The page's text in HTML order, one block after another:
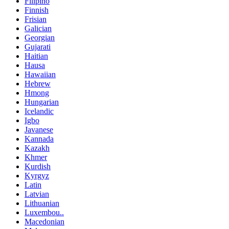
Finnish
Frisian
Galician
Georgian
Gujarati
Haitian
Hausa
Hawaiian
Hebrew
Hmong
Hungarian
Icelandic
Igbo
Javanese
Kannada
Kazakh
Khmer
Kurdish
Kyrgyz
Latin
Latvian
Lithuanian
Luxembou..
Macedonian